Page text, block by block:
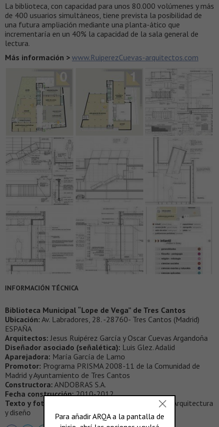
La biblioteca, con capacidad para unos 80.000 volúmenes y más
de 400 usuarios simultáneos, tiene prevista la posibilidad de
una futura ampliación mediante una planta-ático que
incrementaría en un 40% la capacidad de la sala general de
lectura.
Más información > www.RuiperezCuevas-arquitectos.com
INFORMACIÓN TÉCNICA
Biblioteca Municipal “Lope de Vega” de Tres Cantos
Ubicación: Av. Labradores, 28. -28760- Tres Cantos (Madrid)
ESPAÑA
Arquitectos: Jesus Ruipérez García y Oscar Cuevas Argandoña
Diseñador asociado (señalética): Luis Glez. Adalid
Aparejadora: María García de Lamo
Promotor: Programa PRISMA 2008-11 de la Comunidad de
Madrid y Ayuntamiento de Tres Cantos
Constructora: ANDOBRAS S.A.
Fecha construcción:2010-2012
Texto y fotografías:
© 2012 RUIPEREZ-CUEVAS. Arquitectura
y diseño